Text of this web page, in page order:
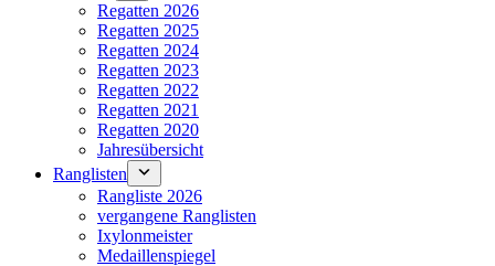
Regatten 2026
Regatten 2025
Regatten 2024
Regatten 2023
Regatten 2022
Regatten 2021
Regatten 2020
Jahresübersicht
Ranglisten
Rangliste 2026
vergangene Ranglisten
Ixylonmeister
Medaillenspiegel